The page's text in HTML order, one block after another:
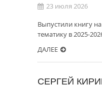
23 июля 2026
Выпустили книгу
тематику в 2025-
ДАЛЕЕ
СЕРГЕЙ